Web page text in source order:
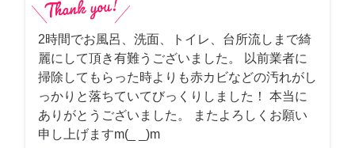
2時間でお風呂、洗面、トイレ、台所流しまで綺
麗にして頂き有難うございました。 以前業者に
掃除してもらった時よりも赤カビなどの汚れがし
っかりと落ちていてびっくりしました！ 本当に
ありがとうございました。 またよろしくお願い
申し上げますm(_ _)m